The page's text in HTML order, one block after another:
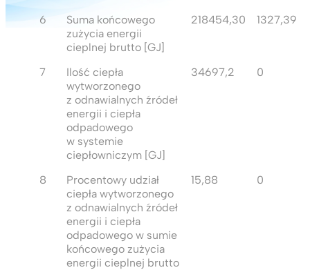
6
Suma końcowego
zużycia energii
cieplnej brutto [GJ]
218454,30 1327,39
7
Ilość ciepła
wytworzonego
z odnawialnych źródeł
energii i ciepła
odpadowego
w systemie
ciepłowniczym [GJ]
34697,2 0
8
Procentowy udział
ciepła wytworzonego
z odnawialnych źródeł
energii i ciepła
odpadowego w sumie
końcowego zużycia
energii cieplnej brutto
15,88 0